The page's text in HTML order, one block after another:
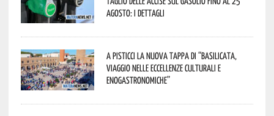
agosto: i dettagli
A Pisticci la nuova tappa di “Basilicata,
viaggio nelle eccellenze culturali e
enogastronomiche”